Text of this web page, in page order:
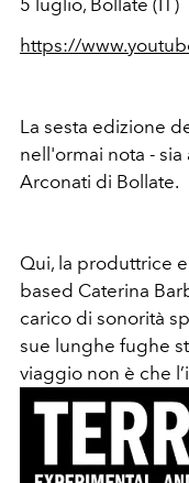
5 luglio, Bollate (IT)
https://
La sesta edizione
nell'ormai nota -
Arconati di Bollate.
Qui, la produttrice
based Caterina
carico di sonorità
sue lunghe fughe
viaggio non è che